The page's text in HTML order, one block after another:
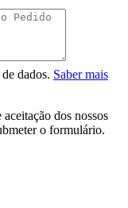
dados. Saber mais
dos nossos
o formulário.